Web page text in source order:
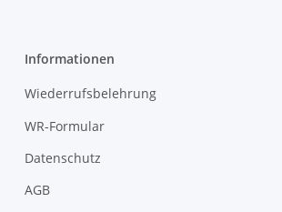
Informationen
Wiederrufsbelehrung
WR-Formular
Datenschutz
AGB